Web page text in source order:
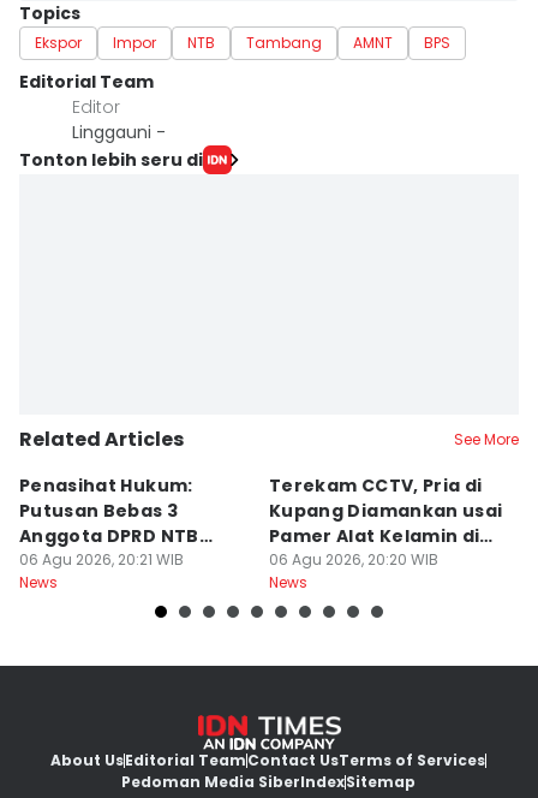
Topics
Ekspor Impor NTB Tambang AMNT BPS
Editorial Team
Editor
Linggauni -
Tonton lebih seru di
Related Articles See More
Penasihat Hukum:
Putusan Bebas 3
Anggota DPRD NTB
Bersifat Final
06 Agu 2026, 20:21 WIB
News
Terekam CCTV, Pria di
Kupang Diamankan usai
Pamer Alat Kelamin di
Kios
06 Agu 2026, 20:20 WIB
News
About UsEditorial TeamContact UsTerms of Services
Pedoman Media SiberIndexSitemap